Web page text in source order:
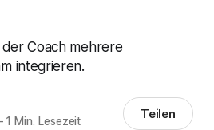
Coach mehrere
integrieren.
1 Min. Lesezeit Teilen